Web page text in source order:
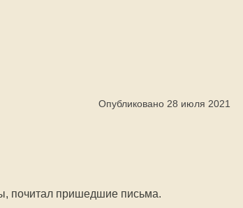
Опубликовано 28 июля 2021
почитал пришедшие письма.